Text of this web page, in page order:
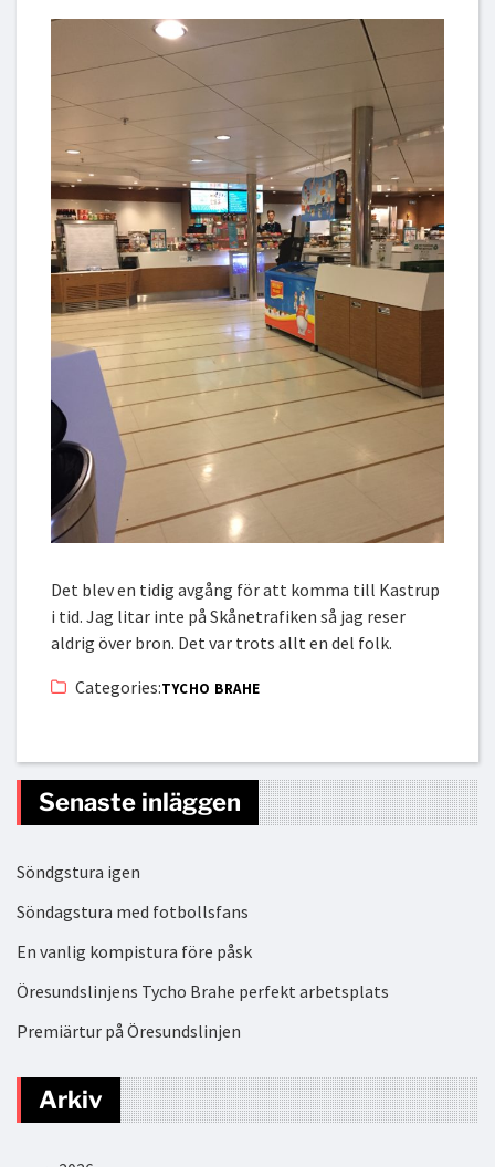
Det blev en tidig avgång för att komma till Kastrup
i tid. Jag litar inte på Skånetrafiken så jag reser
aldrig över bron. Det var trots allt en del folk.
Categories:TYCHO BRAHE
Senaste inläggen
Söndgstura igen
Söndagstura med fotbollsfans
En vanlig kompistura före påsk
Öresundslinjens Tycho Brahe perfekt arbetsplats
Premiärtur på Öresundslinjen
Arkiv